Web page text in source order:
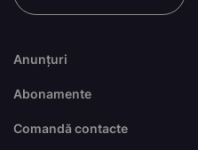
Anunțuri
Abonamente
Comandă contacte